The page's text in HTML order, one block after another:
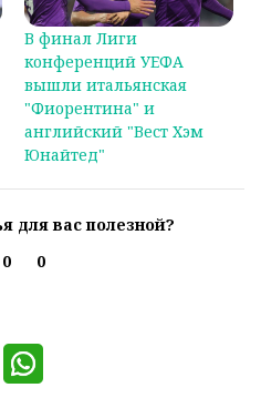
В финал Лиги
конференций УЕФА
вышли итальянская
"Фиорентина" и
английский "Вест Хэм
Юнайтед"
для вас полезной?
0
0